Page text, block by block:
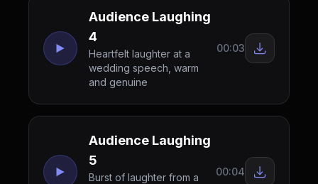
Audience Laughing
4
Heartfelt laughter at a
wedding speech, warm
and genuine
00:03
Audience Laughing
5
Burst of laughter from a
00:04